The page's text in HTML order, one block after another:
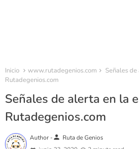
Inicio www.rutadegenios.com
Señales
Rutadegenios.com
Señales de alerta en la
Rutadegenios.com
Author -person Ruta de Genios